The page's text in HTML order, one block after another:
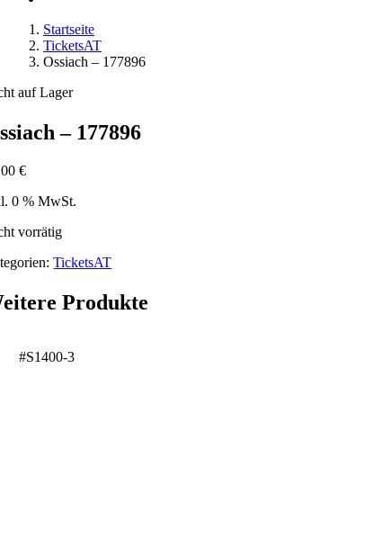
Startseite
TicketsAT
Ossiach – 177896
auf Lager
– 177896
€
0 % MwSt.
vorrätig
TicketsAT
Produkte
#S1400-3